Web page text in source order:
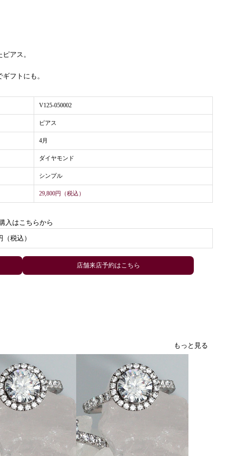
アス。
フトにも。
V125-050002
ピアス
4月
ダイヤモンド
シンプル
29,800円（税込）
入はこちらから
税込）
店舗来店予約はこちら
もっと見る